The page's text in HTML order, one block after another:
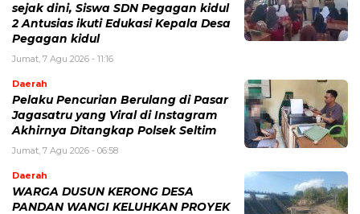
sejak dini, Siswa SDN Pegagan kidul
2 Antusias ikuti Edukasi Kepala Desa
Pegagan kidul
Jumat, 7 Agu 2026 - 11:16
Daerah
Pelaku Pencurian Berulang di Pasar
Jagasatru yang Viral di Instagram
Akhirnya Ditangkap Polsek Seltim
Jumat, 7 Agu 2026 - 06:58
Daerah
WARGA DUSUN KERONG DESA
PANDAN WANGI KELUHKAN PROYEK